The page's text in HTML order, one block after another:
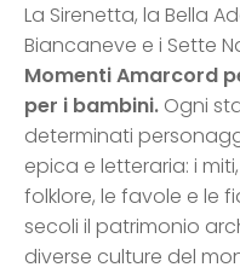
La Sirenetta, la Bella
Biancaneve e i Sette
Momenti Amarcord
per i bambini. Ogni
determinati
epica e letteraria: i
folklore, le favole e le
secoli il patrimonio
diverse culture del